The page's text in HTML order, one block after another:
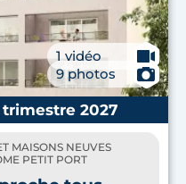
1 vidéo 🎥
9 photos
📷
2027
MAISONS NEUVES
PETIT PORT